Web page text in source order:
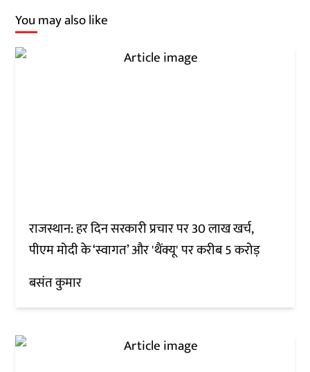
You may also like
राजस्थान: हर दिन सरकारी प्रचार पर 30 लाख खर्च,
पीएम मोदी के ‘स्वागत’ और 'थैंक्यू' पर करीब 5 करोड़
बसंत कुमार